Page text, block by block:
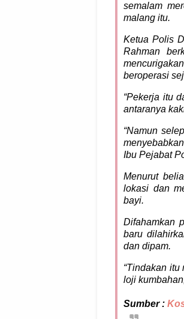
semalam
malang itu.
Ketua Polis
Rahman
beroperasi
“Pekerja itu
antaranya
“Namun
Ibu Pejabat
Menurut
lokasi dan
bayi.
Difahamkan
baru
dan dipam.
“Tindakan
loji
Sumber :